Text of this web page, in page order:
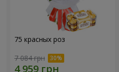
75 красных роз
7 084 грн